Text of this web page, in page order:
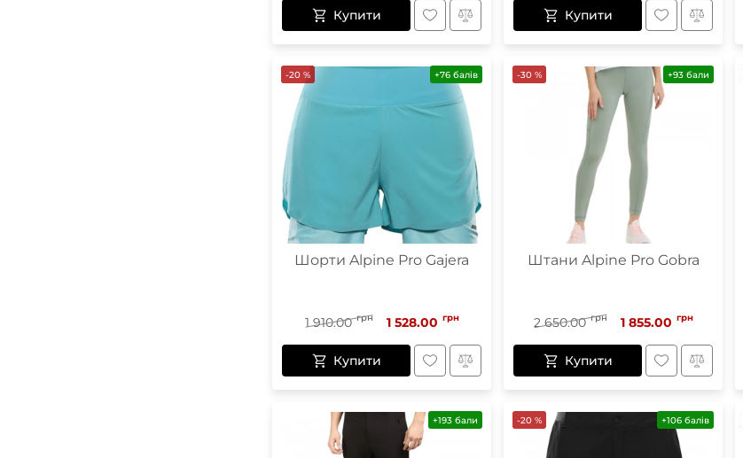
Купити Купити
-20 % +76 балів
Шорти Alpine Pro Gajera
1 910.00 грн 1 528.00 грн
Купити
-30 % +93 бали
Штани Alpine Pro Gobra
2 650.00 грн 1 855.00 грн
Купити
+193 бали -20 % +106 балів